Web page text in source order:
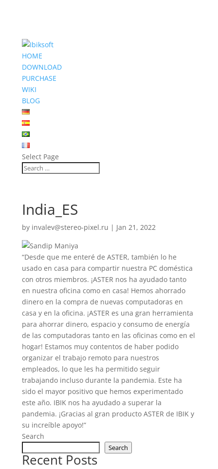
HOME
DOWNLOAD
PURCHASE
WIKI
BLOG
Select Page
India_ES
by invalev@stereo-pixel.ru | Jan 21, 2022
“Desde que me enteré de ASTER, también lo he
usado en casa para compartir nuestra PC doméstica
con otros miembros. ¡ASTER nos ha ayudado tanto
en nuestra oficina como en casa! Hemos ahorrado
dinero en la compra de nuevas computadoras en
casa y en la oficina. ¡ASTER es una gran herramienta
para ahorrar dinero, espacio y consumo de energía
de las computadoras tanto en las oficinas como en el
hogar! Estamos muy contentos de haber podido
organizar el trabajo remoto para nuestros
empleados, lo que les ha permitido seguir
trabajando incluso durante la pandemia. Este ha
sido el mayor positivo que hemos experimentado
este año. IBIK nos ha ayudado a superar la
pandemia. ¡Gracias al gran producto ASTER de IBIK y
su increíble apoyo!”
Search
Search
Recent Posts